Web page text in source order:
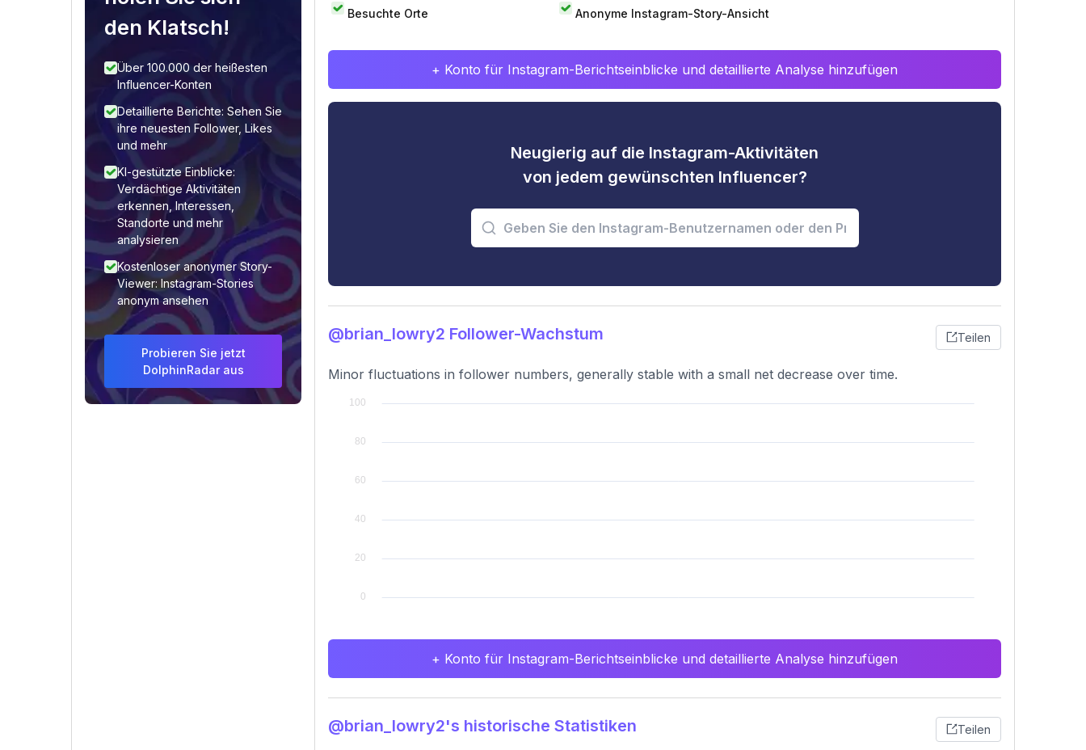
den Klatsch!
Über 100.000 der heißesten
Influencer-Konten
Detaillierte Berichte: Sehen Sie
ihre neuesten Follower, Likes
und mehr
KI-gestützte Einblicke:
Verdächtige Aktivitäten
erkennen, Interessen,
Standorte und mehr
analysieren
Kostenloser anonymer Story-
Viewer: Instagram-Stories
anonym ansehen
Probieren Sie jetzt
DolphinRadar aus
Besuchte Orte Anonyme Instagram-Story-Ansicht
+ Konto für Instagram-Berichtseinblicke und detaillierte Analyse hinzufügen
Neugierig auf die Instagram-Aktivitäten
von jedem gewünschten Influencer?
@brian_lowry2 Follower-Wachstum Teilen
Minor fluctuations in follower numbers, generally stable with a small net decrease over time.
+ Konto für Instagram-Berichtseinblicke und detaillierte Analyse hinzufügen
@brian_lowry2's historische Statistiken Teilen